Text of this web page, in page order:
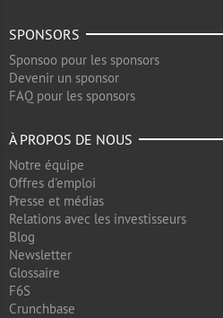
SPONSORS
Sponsoo pour les sponsors
Devenir un sponsor
FAQ pour les sponsors
À PROPOS DE NOUS
Notre équipe
Offres d'emploi
Presse et médias
Relations avec les investisseurs
Blog
Newsletter
Glossaire
F6S
Crunchbase